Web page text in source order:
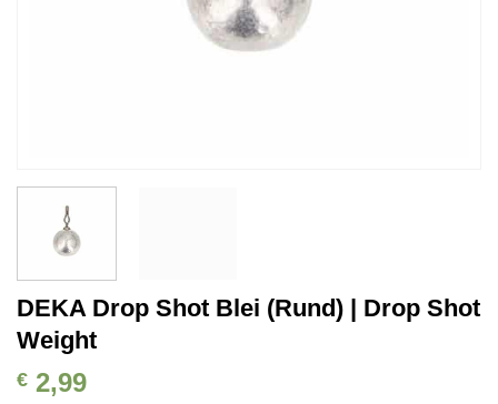
DEKA Drop Shot Blei (Rund) | Drop Shot
Weight
€ 2,99